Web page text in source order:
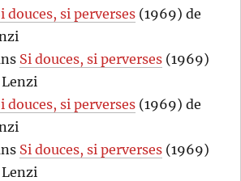
douces, si perverses (1969) de
Si douces, si perverses (1969)
douces, si perverses (1969) de
Si douces, si perverses (1969)